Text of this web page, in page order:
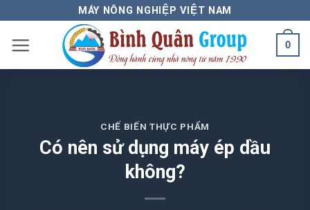
nội
dung
MÁY NÔNG NGHIỆP VIỆT NAM
0
CHẾ BIẾN THỰC PHẨM
Có nên sử dụng máy ép dầu
không?